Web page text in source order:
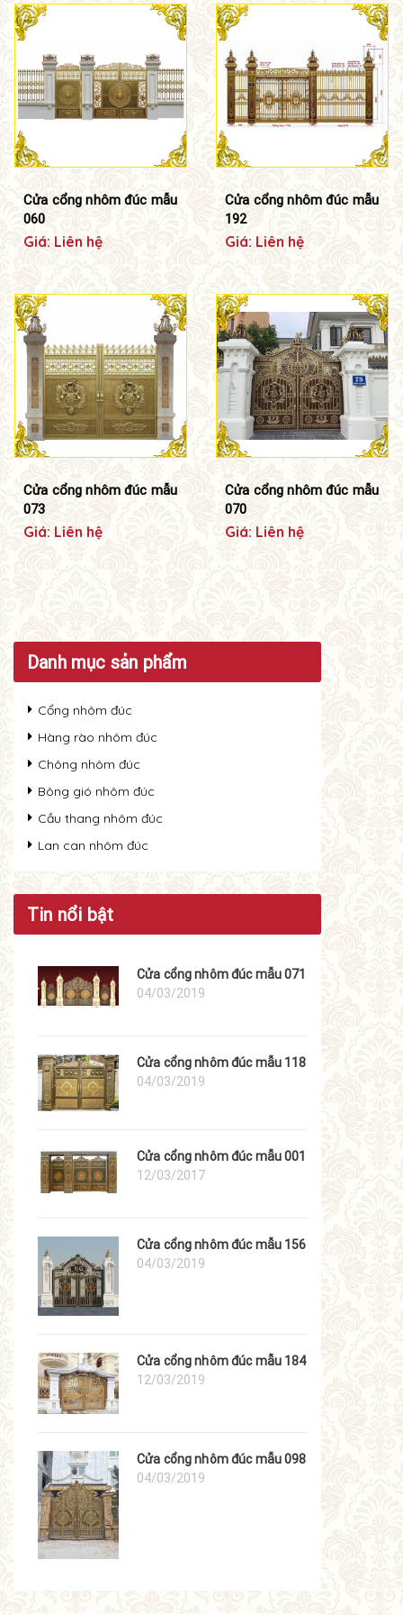
Cửa cổng nhôm đúc mẫu
060
Giá: Liên hệ
Cửa cổng nhôm đúc mẫu
192
Giá: Liên hệ
Cửa cổng nhôm đúc mẫu
073
Giá: Liên hệ
Cửa cổng nhôm đúc mẫu
070
Giá: Liên hệ
Danh mục sản phẩm
Cổng nhôm đúc
Hàng rào nhôm đúc
Chông nhôm đúc
Bông gió nhôm đúc
Cầu thang nhôm đúc
Lan can nhôm đúc
Tin nổi bật
Cửa cổng nhôm đúc mẫu 071
04/03/2019
Cửa cổng nhôm đúc mẫu 118
04/03/2019
Cửa cổng nhôm đúc mẫu 001
12/03/2017
Cửa cổng nhôm đúc mẫu 156
04/03/2019
Cửa cổng nhôm đúc mẫu 184
12/03/2019
Cửa cổng nhôm đúc mẫu 098
04/03/2019